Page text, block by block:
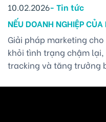
10.02.2026- Tin tức
NẾU DOANH NGHIỆP
MARKETING LÀ THỨ
Giải pháp marketing
khỏi tình trạng chậm
tracking và tăng trưởng
MARKETING CHO